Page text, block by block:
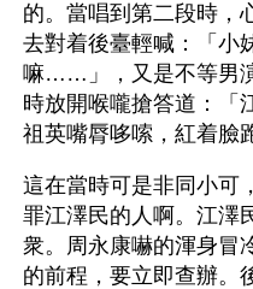
的。當唱到第二段時，
去對着後臺輕喊：「小
嘛……」，又是不等男
時放開喉嚨搶答道：「
祖英嘴脣哆嗦，紅着臉
這在當時可是非同小可
罪江澤民的人啊。江澤
衆。周永康嚇的渾身冒
的前程，要立即查辦。